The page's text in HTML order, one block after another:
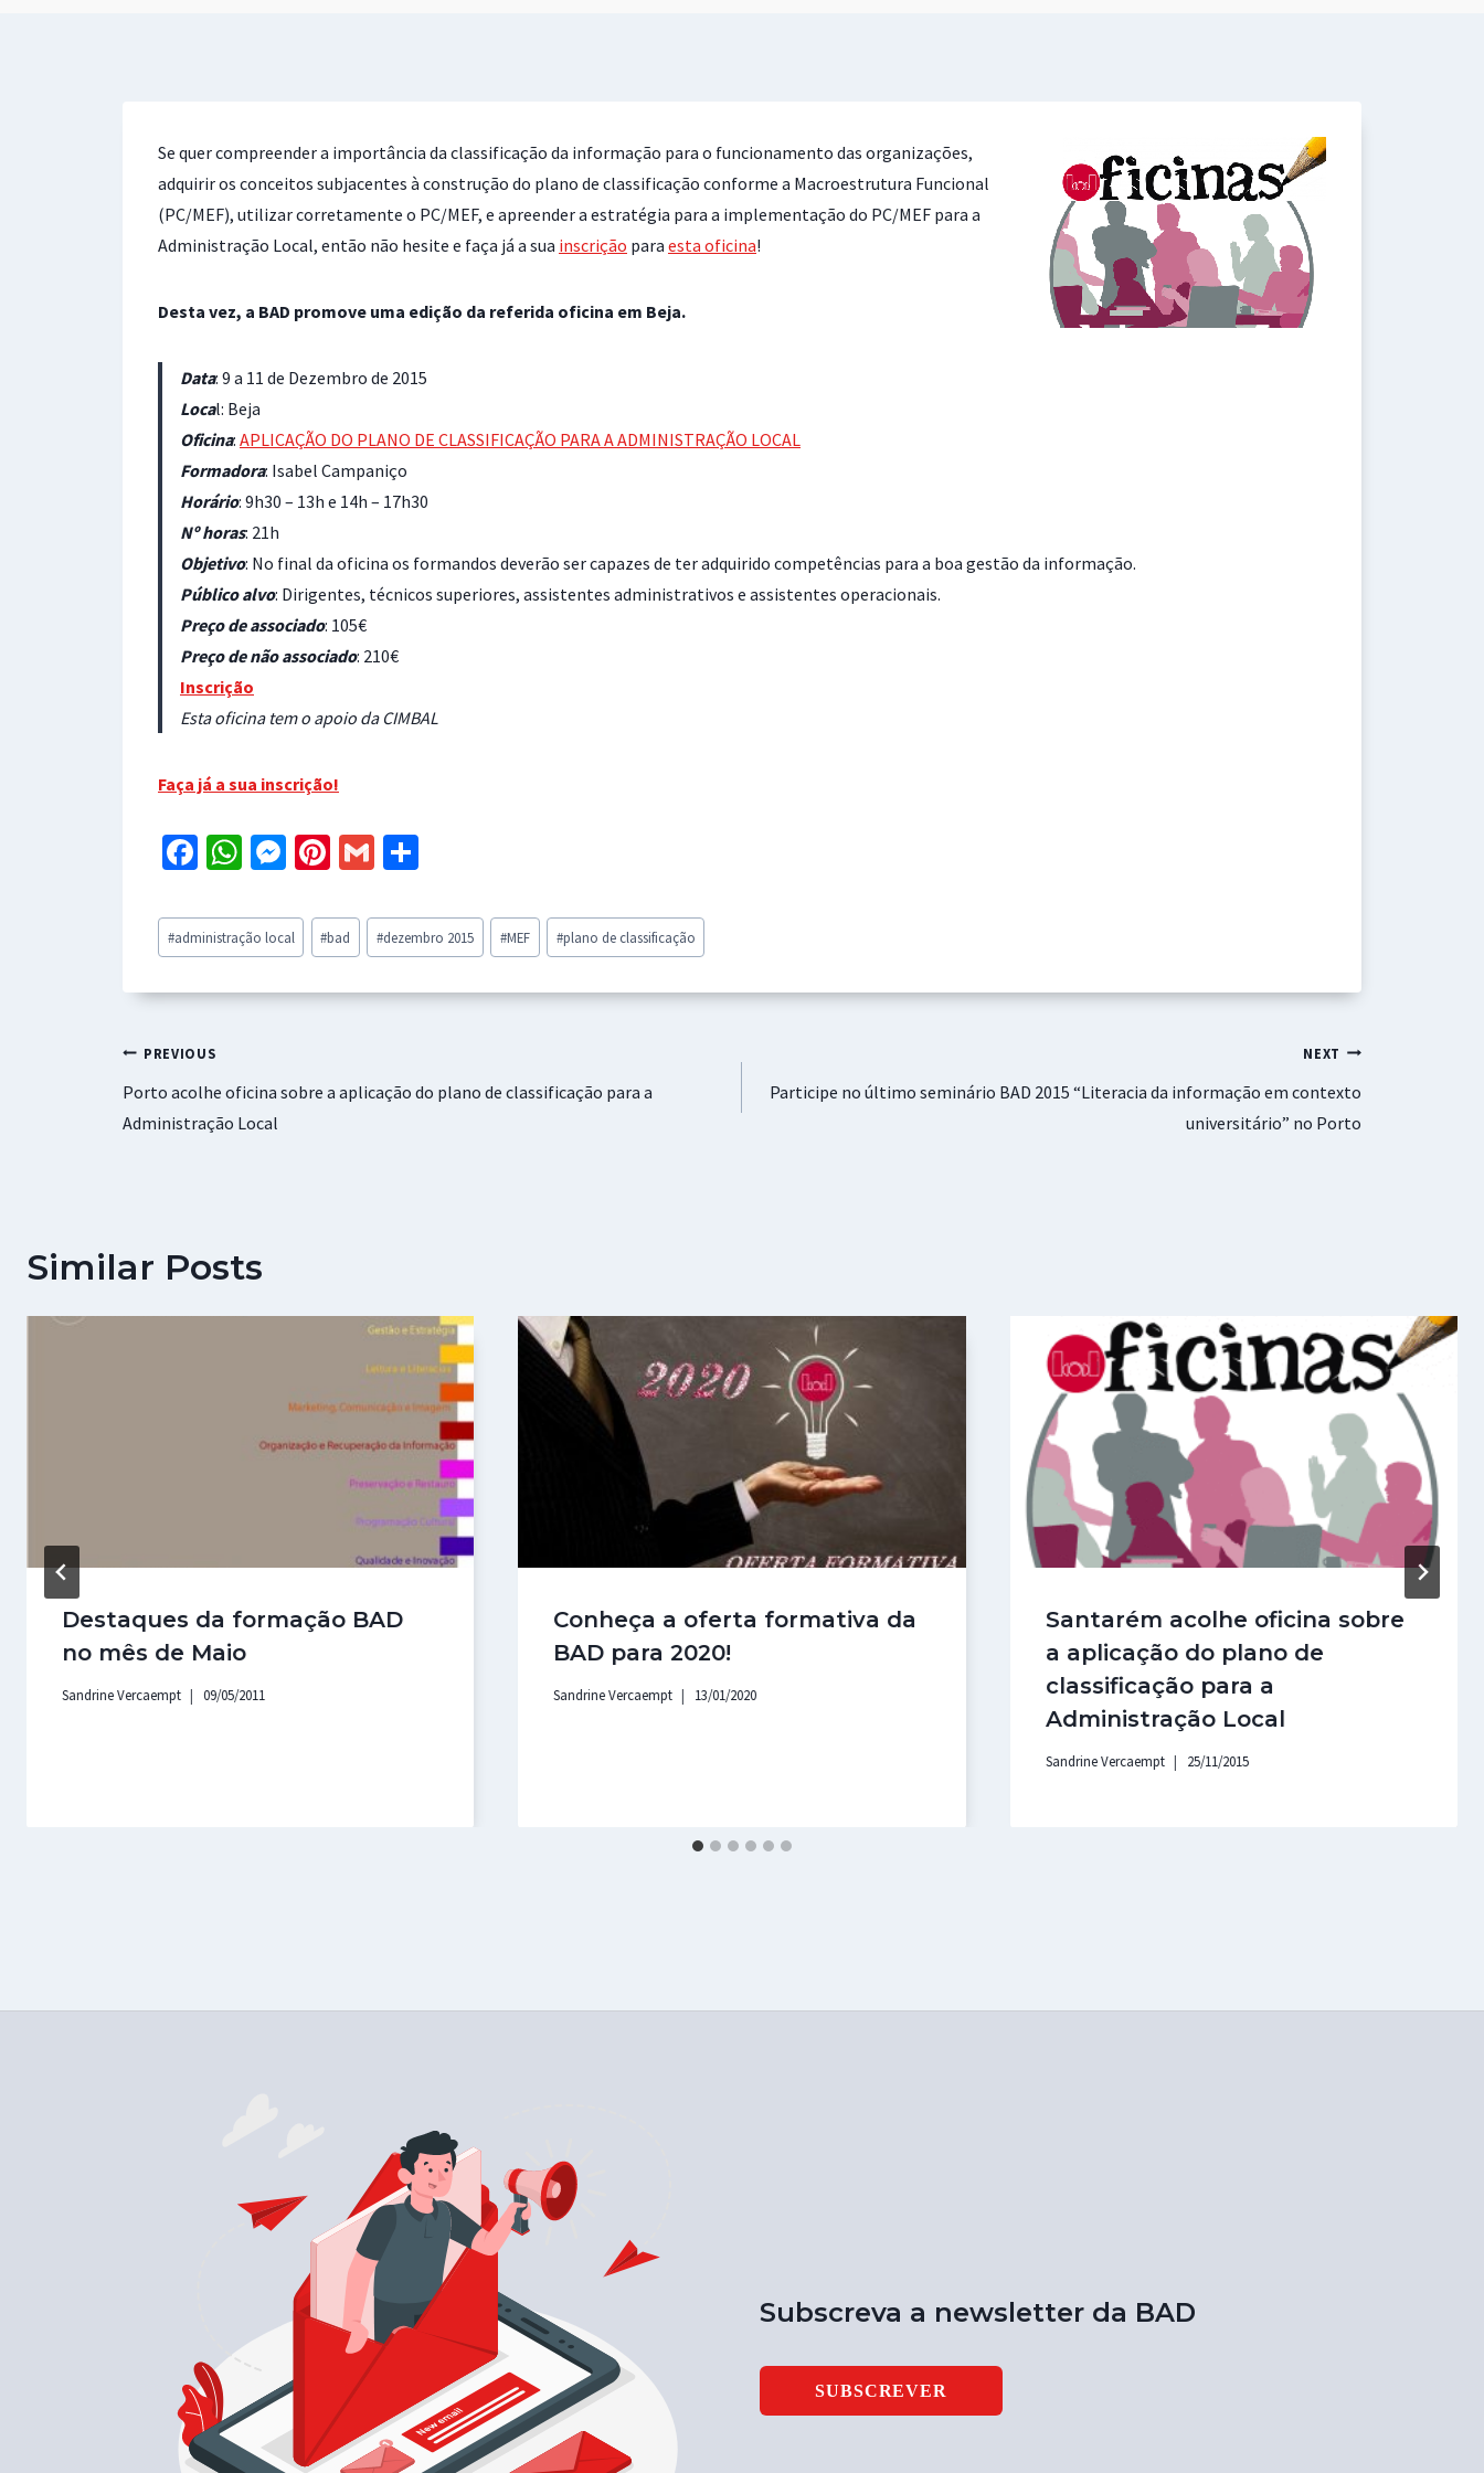
Se quer compreender a importância da classificação da informação para o funcionamento das organizações,
adquirir os conceitos subjacentes à construção do plano de classificação conforme a Macroestrutura Funcional
(PC/MEF), utilizar corretamente o PC/MEF, e apreender a estratégia para a implementação do PC/MEF para a
Administração Local, então não hesite e faça já a sua inscrição para esta oficina!
Desta vez, a BAD promove uma edição da referida oficina em Beja.
Data: 9 a 11 de Dezembro de 2015
Local: Beja
Oficina: APLICAÇÃO DO PLANO DE CLASSIFICAÇÃO PARA A ADMINISTRAÇÃO LOCAL
Formadora: Isabel Campaniço
Horário: 9h30 – 13h e 14h – 17h30
Nº horas: 21h
Objetivo: No final da oficina os formandos deverão ser capazes de ter adquirido competências para a boa gestão da informação.
Público alvo: Dirigentes, técnicos superiores, assistentes administrativos e assistentes operacionais.
Preço de associado: 105€
Preço de não associado: 210€
Inscrição
Esta oficina tem o apoio da CIMBAL
Faça já a sua inscrição!
Fa
b
o
o
W
at
sA
p
M
se
n
ge
Pi
er
es
t
G
ai
l
ar
e
Post
Tags:
#administração local #bad #dezembro 2015 #MEF #plano de classificação
Navegação
de
PREVIOUS
Porto acolhe oficina sobre a aplicação do plano de classificação para a
Administração Local
NEXT
Participe no último seminário BAD 2015 “Literacia da informação em contexto
universitário” no Porto
Similar Posts
Destaques da formação BAD
no mês de Maio
Sandrine Vercaempt 09/05/2011
Conheça a oferta formativa da
BAD para 2020!
Sandrine Vercaempt 13/01/2020
Santarém acolhe oficina sobre
a aplicação do plano de
classificação para a
Administração Local
Sandrine Vercaempt 25/11/2015
Subscreva a newsletter da BAD
SUBSCREVER